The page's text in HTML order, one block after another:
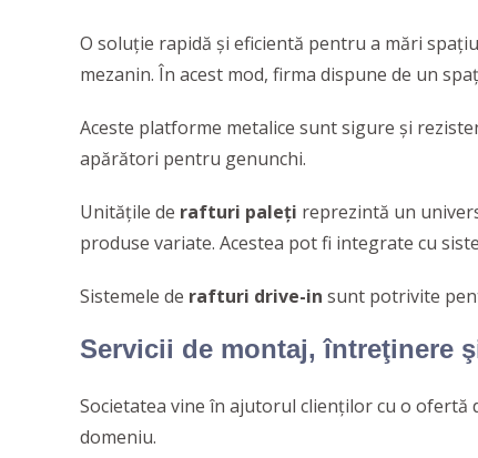
O soluţie rapidă şi eficientă pentru a mări
mezanin. În acest mod, firma dispune de un
Aceste platforme metalice sunt sigure şi
apărători pentru genunchi.
Unitățile de rafturi paleți reprezintă un
produse variate. Acestea pot fi integrate cu
Sistemele de rafturi drive-in sunt potrivite
Servicii de montaj, întreţinere
Societatea vine în ajutorul clienților cu o ofertă
domeniu.